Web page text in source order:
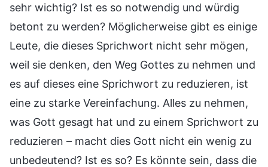
sehr wichtig? Ist es so notwendig und würdig
betont zu werden? Möglicherweise gibt es einige
Leute, die dieses Sprichwort nicht sehr mögen,
weil sie denken, den Weg Gottes zu nehmen und
es auf dieses eine Sprichwort zu reduzieren, ist
eine zu starke Vereinfachung. Alles zu nehmen,
was Gott gesagt hat und zu einem Sprichwort zu
reduzieren – macht dies Gott nicht ein wenig zu
unbedeutend? Ist es so? Es könnte sein, dass die